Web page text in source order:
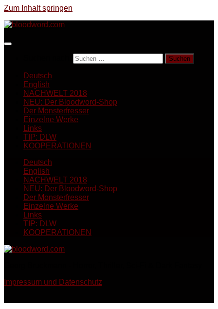
Zum Inhalt springen
Deutsch
English
NACHWELT 2018
NEU: Der Bloodword-Shop
Der Monsterfresser
Einzelne Werke
Links
TIP: DLW
KOOPERATIONEN
Deutsch
English
NACHWELT 2018
NEU: Der Bloodword-Shop
Der Monsterfresser
Einzelne Werke
Links
TIP: DLW
KOOPERATIONEN
Impressum und Datenschutz